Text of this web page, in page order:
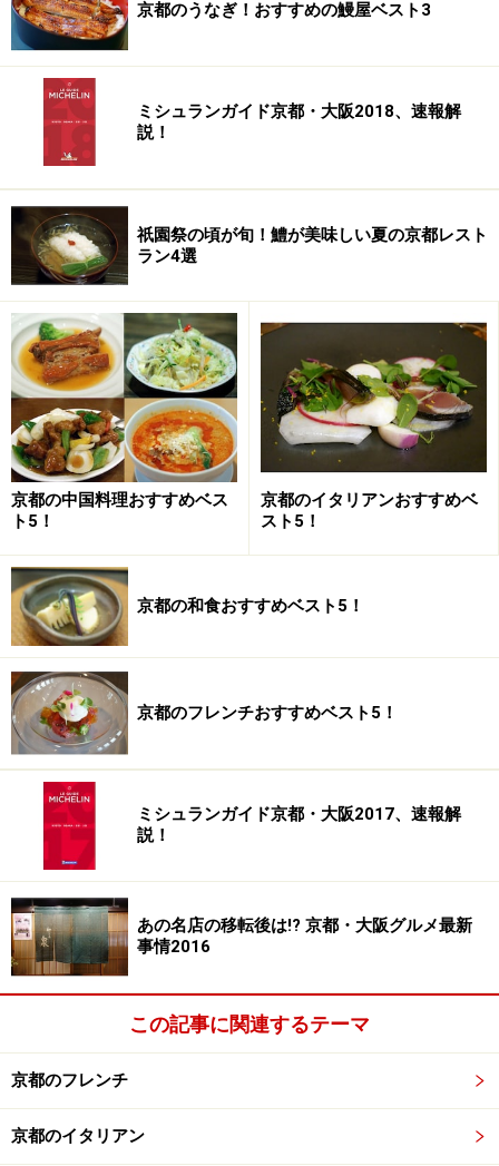
注したもの
その左手に広がる黒土間風の床のメインダイニングは、
ハッと息を呑むほどにスペイシャス！ それもその筈、
元の町家の各部屋間のしきりを取り払っただけでなく、
一階の天井を梁だけを残してぶち抜き、階段も取り外し
て、遥か2階の屋根まで拡がるひとつの大きな空間に仕
上げてあるのです。
聴こえるか聴こえないくらいに音を抑えたジャズピアノ
が流れるメインダイニングのど真ん中には見とれるほど
の大フラワーアレンジメントが置かれ、シェフが惚れ込
まれた若手作家の手になる壁際の焼き物モニュメントも
印象的です。
蔵を改装して作られた個室
突き当たりには、これまた見事な石と灯篭の裏庭。その
また奥には個室として使える京町家お決まりの「蔵」
（個室として利用可能）が鎮座しています。
次ページでは、
※記事内容は執筆時点のものです。最新の内容をご確認くださ
い。
※メニューや料金などのデータは、取材時または記事公開時点で
の内容です。
1/3
京都のうなぎ！おすすめの鰻屋ベスト3
ミシュランガイド京都・大阪2018、速報解
説！
祇園祭の頃が旬！鱧が美味しい夏の京都レスト
ラン4選
京都の中国料理おすすめベス
ト5！
京都のイタリアンおすすめベ
スト5！
京都の和食おすすめベスト5！
京都のフレンチおすすめベスト5！
ミシュランガイド京都・大阪2017、速報解
説！
あの名店の移転後は!? 京都・大阪グルメ最新
事情2016
この記事に関連するテーマ
京都のフレンチ
京都のイタリアン